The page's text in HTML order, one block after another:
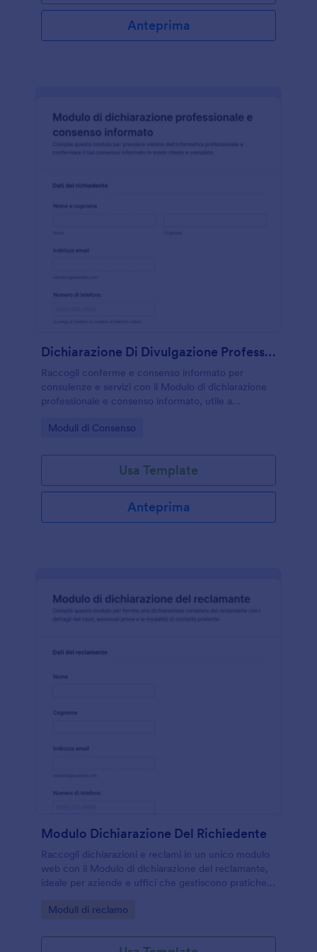
Anteprima
Dichiarazione Di Divulgazione Professionale E Consenso Informato Modulo
Raccogli conferme e consenso informato per
consulenze e servizi con il Modulo di dichiarazione
professionale e consenso informato, utile a
raccolta dati e invio del modulo online con Jotform.
Go to Category:
Moduli di Consenso
Usa Template
Anteprima
Modulo Dichiarazione Del Richiedente
Raccogli dichiarazioni e reclami in un unico modulo
web con il Modulo di dichiarazione del reclamante,
ideale per aziende e uffici che gestiscono pratiche,
Go to Category:
Moduli di reclamo